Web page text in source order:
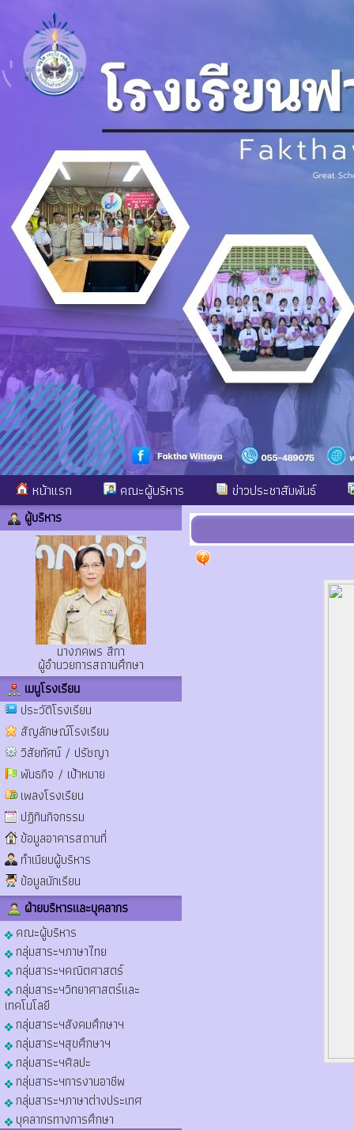
หน้าแรก คณะผู้บริหาร ข่าวประชาสัมพันธ์
ผู้บริหาร
นางภคพร สีกา
ผู้อำนวยการสถานศึกษา
เมนูโรงเรียน
ประวัติโรงเรียน
สัญลักษณ์โรงเรียน
วิสัยทัศน์ / ปรัชญา
พันธกิจ / เป้าหมาย
เพลงโรงเรียน
ปฏิทินกิจกรรม
ข้อมูลอาคารสถานที่
ทำเนียบผู้บริหาร
ข้อมูลนักเรียน
ฝ่ายบริหารและบุคลากร
คณะผู้บริหาร
กลุ่มสาระฯภาษาไทย
กลุ่มสาระฯคณิตศาสตร์
กลุ่มสาระฯวิทยาศาสตร์และ
เทคโนโลยี
กลุ่มสาระฯสังคมศึกษาฯ
กลุ่มสาระฯสุขศึกษาฯ
กลุ่มสาระฯศิลปะ
กลุ่มสาระฯการงานอาชีพ
กลุ่มสาระฯภาษาต่างประเทศ
บุคลากรทางการศึกษา